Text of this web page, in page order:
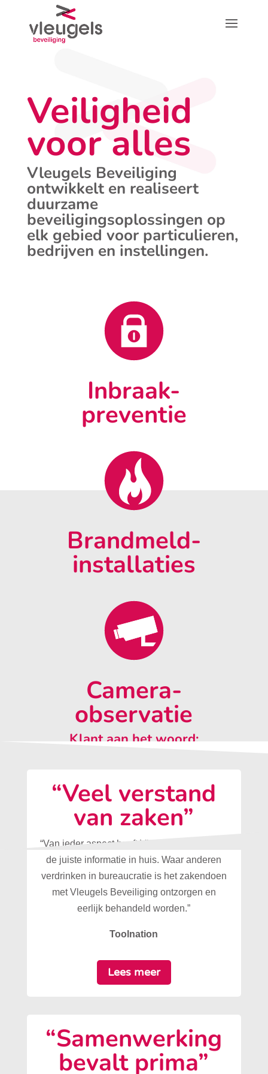
Veiligheid
voor alles
Vleugels Beveiliging
ontwikkelt en realiseert
duurzame
beveiligingsoplossingen op
elk gebied voor particulieren,
bedrijven en instellingen.
Inbraak-
preventie
Brandmeld-
installaties
Camera-
observatie
Klant aan het woord:
“Veel verstand
van zaken”
“Van ieder aspect heeft Vleugels Beveiliging
de juiste informatie in huis. Waar anderen
verdrinken in bureaucratie is het zakendoen
met Vleugels Beveiliging ontzorgen en
eerlijk behandeld worden.”
Toolnation
Lees meer
“Samenwerking
bevalt prima”